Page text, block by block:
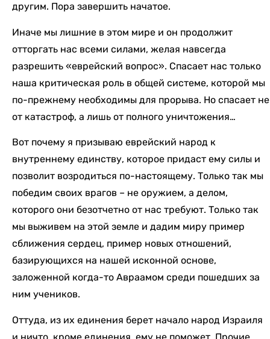
другим. Пора завершить начатое.
Иначе мы лишние в этом мире и он продолжит
отторгать нас всеми силами, желая навсегда
разрешить «еврейский вопрос». Спасает нас только
наша критическая роль в общей системе, которой мы
по-прежнему необходимы для прорыва. Но спасает не
от катастроф, а лишь от полного уничтожения…
Вот почему я призываю еврейский народ к
внутреннему единству, которое придаст ему силы и
позволит возродиться по-настоящему. Только так мы
победим своих врагов – не оружием, а делом,
которого они безотчетно от нас требуют. Только так
мы выживем на этой земле и дадим миру пример
сближения сердец, пример новых отношений,
базирующихся на нашей исконной основе,
заложенной когда-то Авраамом среди пошедших за
ним учеников.
Оттуда, из их единения берет начало народ Израиля
и ничто, кроме единения, ему не поможет. Прочие